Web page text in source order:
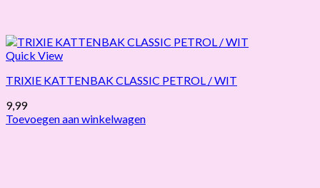
Quick View
TRIXIE KATTENBAK CLASSIC PETROL / WIT
9,99
Toevoegen aan winkelwagen